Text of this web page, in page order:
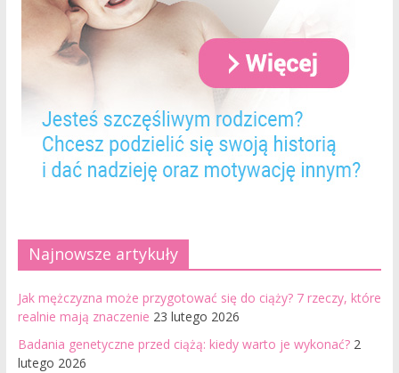
Najnowsze artykuły
Jak mężczyzna może przygotować się do ciąży? 7 rzeczy, które
realnie mają znaczenie 23 lutego 2026
Badania genetyczne przed ciążą: kiedy warto je wykonać? 2
lutego 2026